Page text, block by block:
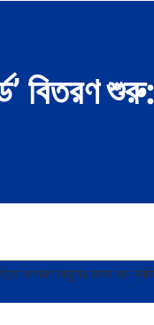
বিতরণ
সাধারণ মানুষের জন্য বড়